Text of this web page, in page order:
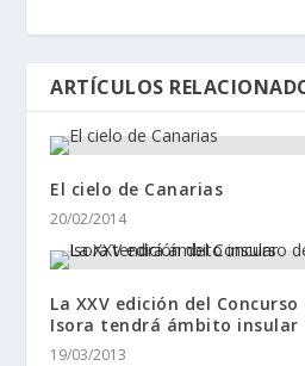
ARTÍCULOS
El cielo de Canarias
20/02/2014
La XXV edición del
Isora tendrá ámbito insular
19/03/2013